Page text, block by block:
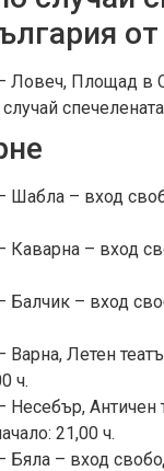
Ловеч, Площад в
Шабла – вход
Каварна – вход
Балчик – вход
Варна, Летен
ч.
Несебър, Античен
21,00 ч.
Бяла – вход